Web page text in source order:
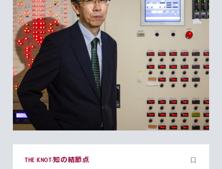
THE KNOT-知の結節点